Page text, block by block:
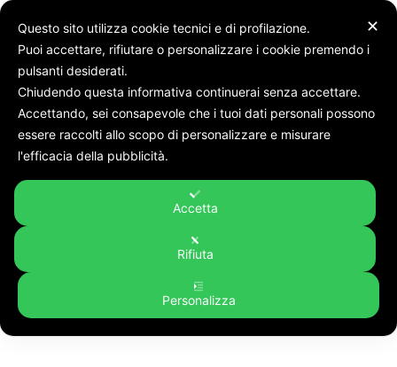
Covid nelle Marche: 452 nuovi positivi. Curva stabile: verso la
conferma dell'arancione. Salvini: "Marche da giallo: riaprire
Tag:Covid nelle Marche: 452
nuovi positivi. Curva stabile:
verso la conferma
dell'arancione. Salvini:
"Marche da giallo: riaprire
✕
Questo sito utilizza cookie tecnici e di profilazione.
Puoi accettare, rifiutare o personalizzare i cookie premendo i
pulsanti desiderati.
Chiudendo questa informativa continuerai senza accettare.
Accettando, sei consapevole che i tuoi dati personali possono
essere raccolti allo scopo di personalizzare e misurare
l'efficacia della pubblicità.
Accetta
Rifiuta
Personalizza